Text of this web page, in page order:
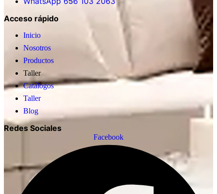
Acceso rápido
Inicio
Nosotros
Productos
Taller
Catálogos
Taller
Blog
Redes Sociales
Facebook